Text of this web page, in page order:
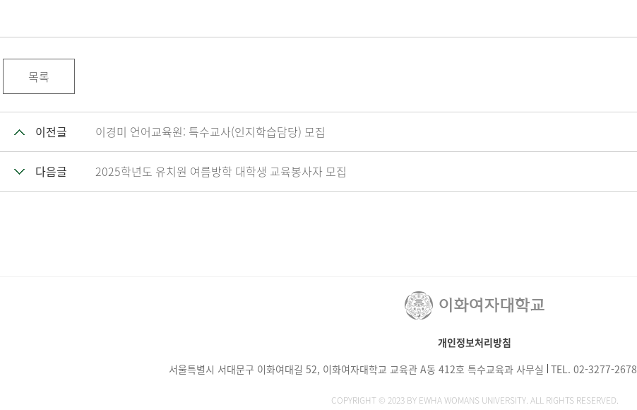
목록
이전글 이경미 언어교육원: 특수교사(인지학습담당) 모집
다음글 2025학년도 유치원 여름방학 대학생 교육봉사자 모집
개인정보처리방침
서울특별시 서대문구 이화여대길 52, 이화여자대학교 교육관 A동 412호 특수교육과 사무실 TEL. 02-3277-2678
COPYRIGHT © 2023 BY EWHA WOMANS UNIVERSITY. ALL RIGHTS RESERVED.